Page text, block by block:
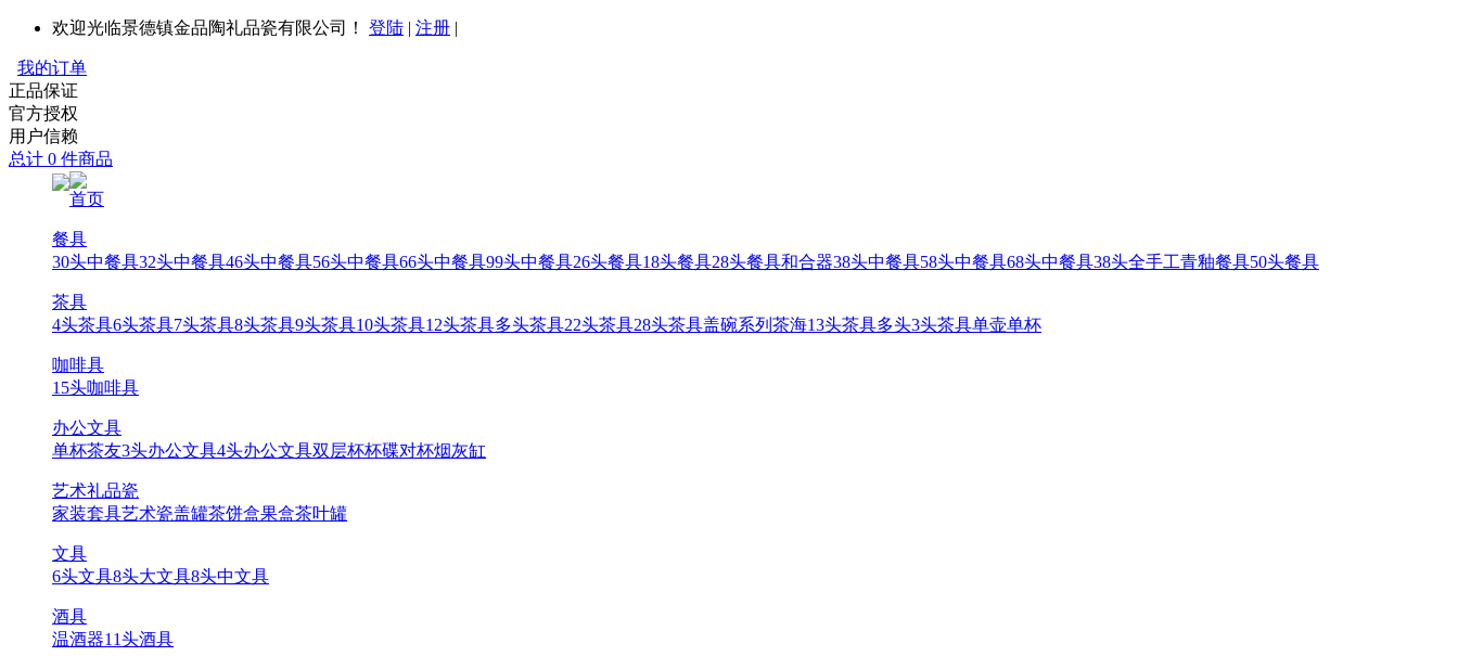
欢迎光临景德镇金品陶礼品瓷有限公司！ 登陆 | 注册 |
我的订单
正品保证
官方授权
用户信赖
总计 0 件商品
首页
餐具
30头中餐具32头中餐具46头中餐具56头中餐具66头中餐具99头中餐具26头餐具18头餐具28头餐具和合器38头中餐具58头中餐具68头中餐具38头全手工青釉餐具50头餐具
茶具
4头茶具6头茶具7头茶具8头茶具9头茶具10头茶具12头茶具多头茶具22头茶具28头茶具盖碗系列 茶海13头茶具多头3头茶具单壶单杯
咖啡具
15头咖啡具
办公文具
单杯茶友3头办公文具4头办公文具双层杯杯碟对杯烟灰缸
艺术礼品瓷
家装套具艺术瓷盖罐茶饼盒果盒茶叶罐
文具
6头文具8头大文具8头中文具
酒具
温酒器11头酒具